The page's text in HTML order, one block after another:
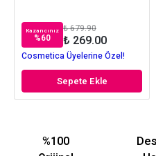
Kazancınız
%60
₺ 679.90
₺ 269.00
Cosmetica Üyelerine Özel!
Sepete Ekle
%100